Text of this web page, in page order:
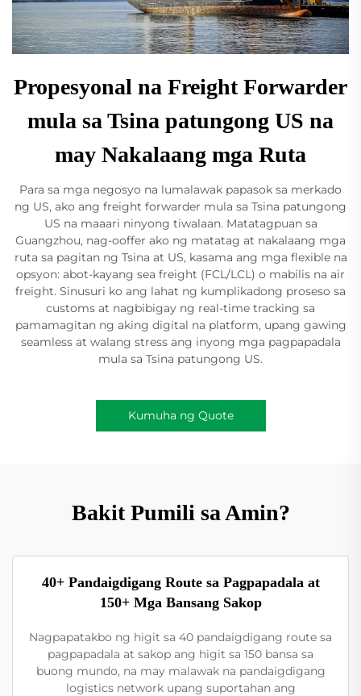
Propesyonal na Freight Forwarder
mula sa Tsina patungong US na
may Nakalaang mga Ruta
Para sa mga negosyo na lumalawak papasok sa merkado
ng US, ako ang freight forwarder mula sa Tsina patungong
US na maaari ninyong tiwalaan. Matatagpuan sa
Guangzhou, nag-ooffer ako ng matatag at nakalaang mga
ruta sa pagitan ng Tsina at US, kasama ang mga flexible na
opsyon: abot-kayang sea freight (FCL/LCL) o mabilis na air
freight. Sinusuri ko ang lahat ng kumplikadong proseso sa
customs at nagbibigay ng real-time tracking sa
pamamagitan ng aking digital na platform, upang gawing
seamless at walang stress ang inyong mga pagpapadala
mula sa Tsina patungong US.
Kumuha ng Quote
Bakit Pumili sa Amin?
40+ Pandaigdigang Route sa Pagpapadala at
150+ Mga Bansang Sakop
Nagpapatakbo ng higit sa 40 pandaigdigang route sa
pagpapadala at sakop ang higit sa 150 bansa sa
buong mundo, na may malawak na pandaigdigang
logistics network upang suportahan ang